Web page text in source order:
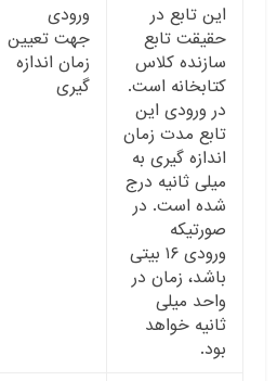
این تابع در
حقیقت تابع
سازنده کلاس
کتابخانه است.
در ورودی این
تابع مدت زمان
اندازه گیری به
میلی ثانیه درج
شده است. در
صورتیکه
ورودی ۱۶ بیتی
باشد، زمان در
واحد میلی
ثانیه خواهد
بود.
ورودی
جهت تعیین
زمان اندازه
گیری